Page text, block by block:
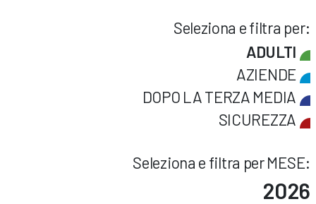
Seleziona e filtra per:
ADULTI
AZIENDE
DOPO LA TERZA MEDIA
SICUREZZA
Seleziona e filtra per MESE:
2026